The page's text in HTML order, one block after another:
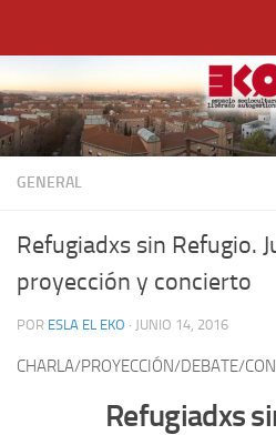
GENERAL
Refugiadxs sin Refugio.
proyección y concierto
POR ESLA EL EKO · JUNIO 14, 2016
CHARLA/PROYECCIÓN/DEBATE/
Refugiadxs